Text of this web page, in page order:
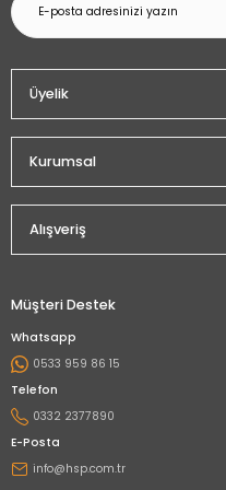
Üyelik
Kurumsal
Alışveriş
Müşteri Destek
Whatsapp
0533 959 86 15
Telefon
0332 2377890
E-Posta
info@hsp.com.tr